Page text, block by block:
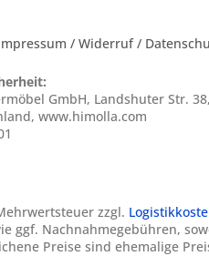
/ Widerruf /
GmbH, Landshuter Str.
www.himolla.com
zzgl.
ggf. Nachnahmegebühren,
Preise sind ehemalige